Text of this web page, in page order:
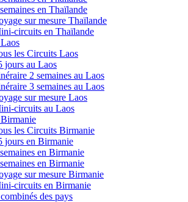
en Thaïlande
sur mesure Thaïlande
circuits en Thaïlande
les Circuits Laos
jours au Laos
2 semaines au Laos
3 semaines au Laos
sur mesure Laos
circuits au Laos
les Circuits Birmanie
jours en Birmanie
en Birmanie
en Birmanie
sur mesure Birmanie
circuits en Birmanie
des pays